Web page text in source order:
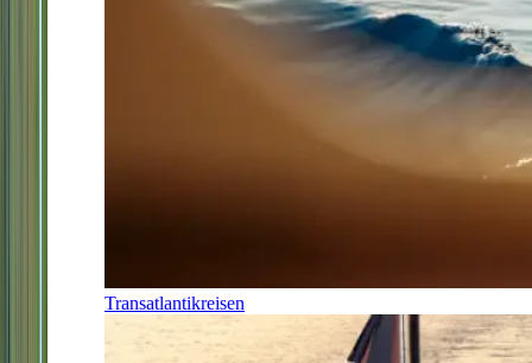
Transatlantikreisen